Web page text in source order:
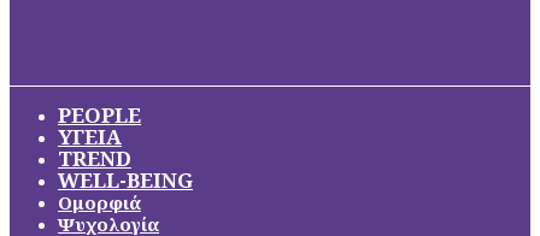
PEOPLE
ΥΓΕΙΑ
TREND
WELL-BEING
Ομορφιά
Ψυχολογία